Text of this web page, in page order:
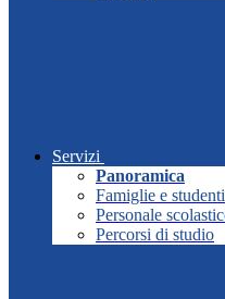
Servizi
Panoramica
Famiglie e studenti
Personale
Percorsi di studio